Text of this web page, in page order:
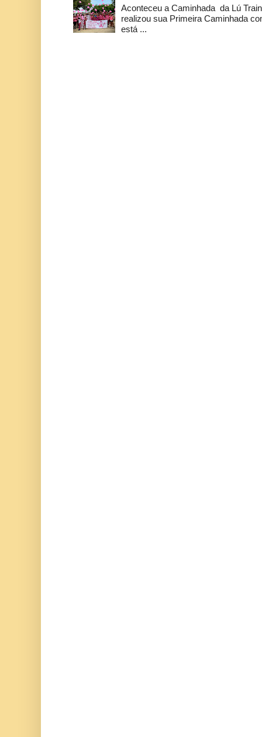
Aconteceu a Caminhada da Lú
realizou sua Primeira Caminhada
está ...